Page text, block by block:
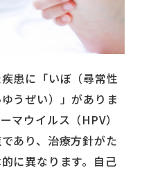
患に「いぼ（尋常性
うぜい）」がありま
マウイルス（HPV）
あり、治療方針がた
に異なります。自己